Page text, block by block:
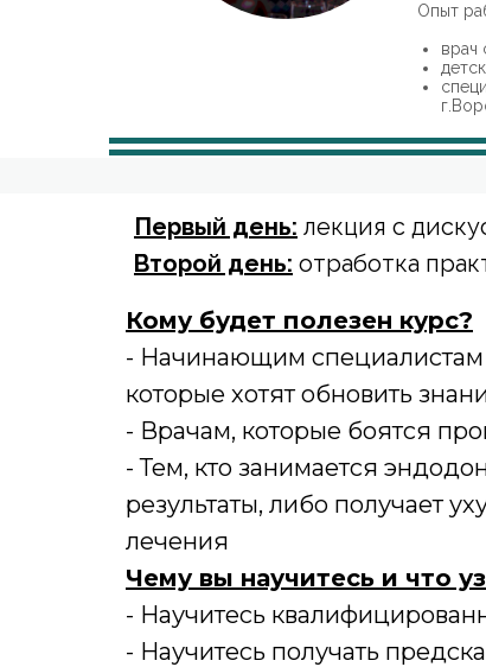
Опыт
врач
Первый день: лекция с
Второй день: отработка
Кому будет полезен курс?
- Начинающим специалистам
которые хотят обновить
- Врачам, которые боятся
- Тем, кто занимается
результаты, либо получает
лечения
Чему вы научитесь и что
- Научитесь
- Научитесь получать